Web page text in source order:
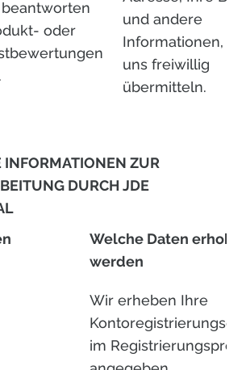
oder
und andere
Informationen,
uns freiwillig
übermitteln.
INFORMATIONEN ZUR
DURCH JDE
Welche Daten
werden
Wir erheben Ihre
im